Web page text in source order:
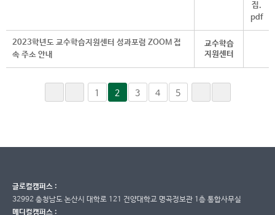
2023학년도 교수학습지원센터 성과포럼 ZOOM 접
속 주소 안내
교수학습
지원센터
1 2 3 4 5
글로컬캠퍼스 :
32992 충청남도 논산시 대학로 121 건양대학교 명곡정보관 1층 통합사무실
메디컬캠퍼스 :